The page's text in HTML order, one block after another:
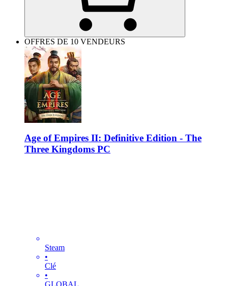
OFFRES DE 10 VENDEURS
Age of Empires II: Definitive Edition - The
Three Kingdoms PC
Steam
•
Clé
•
GLOBAL